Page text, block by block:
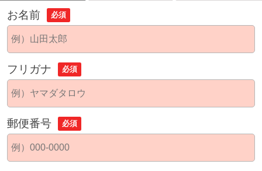
お名前 必須
フリガナ 必須
郵便番号 必須